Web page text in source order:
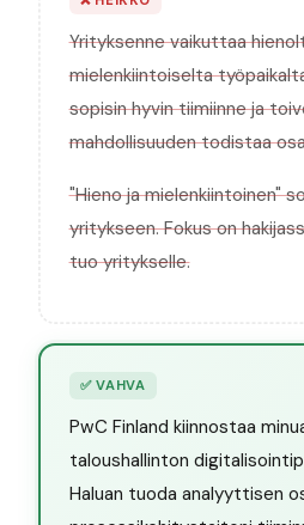
Yrityksenne vaikuttaa
mielenkiintoiselta
sopisin hyvin tiimiinne ja
mahdollisuuden todistaa
"Hieno ja mielenkiintoinen"
yritykseen. Fokus on
tuo yritykselle.
✅VAHVA
PwC Finland kiinnostaa
taloushallinton
Haluan tuoda analyyttisen